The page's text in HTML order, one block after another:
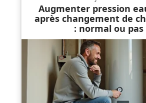
Augmenter pression
après changement de
: normal ou pas